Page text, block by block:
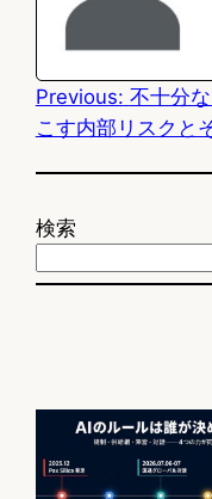
o
n
Previous: 不十分
こす内部リスクと
検索